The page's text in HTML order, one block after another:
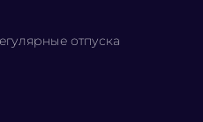
отпуска